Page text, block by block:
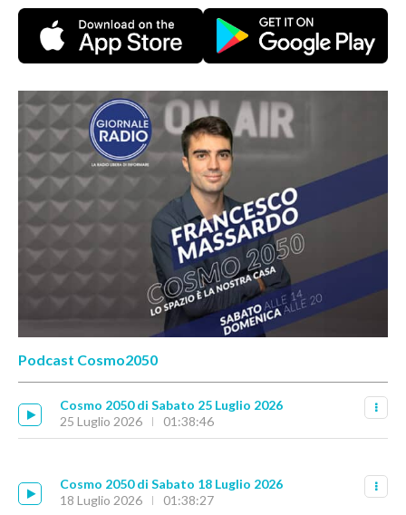
Podcast Cosmo2050
Cosmo 2050 di Sabato 25 Luglio 2026
25 Luglio 2026
01:38:46
Cosmo 2050 di Sabato 18 Luglio 2026
18 Luglio 2026
01:38:27